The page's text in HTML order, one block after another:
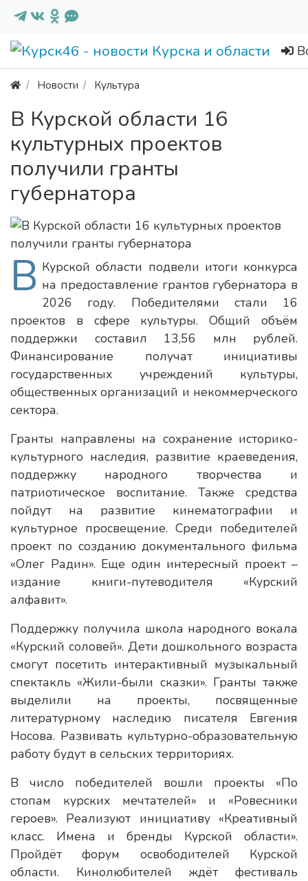
Новости Культура
В Курской области 16
культурных проектов
получили гранты
губернатора
В Курской области подвели итоги конкурса
на предоставление грантов губернатора в
2026 году. Победителями стали 16
проектов в сфере культуры. Общий объём
поддержки составил 13,56 млн рублей.
Финансирование получат инициативы
государственных учреждений культуры,
общественных организаций и некоммерческого
сектора.
Гранты направлены на сохранение историко-
культурного наследия, развитие краеведения,
поддержку народного творчества и
патриотическое воспитание. Также средства
пойдут на развитие кинематографии и
культурное просвещение. Среди победителей
проект по созданию документального фильма
«Олег Радин». Еще один интересный проект –
издание книги-путеводителя «Курский
алфавит».
Поддержку получила школа народного вокала
«Курский соловей». Дети дошкольного возраста
смогут посетить интерактивный музыкальный
спектакль «Жили-были сказки». Гранты также
выделили на проекты, посвященные
литературному наследию писателя Евгения
Носова. Развивать культурно-образовательную
работу будут в сельских территориях.
В число победителей вошли проекты «По
стопам курских мечтателей» и «Ровесники
героев». Реализуют инициативу «Креативный
класс. Имена и бренды Курской области».
Пройдёт форум освободителей Курской
области. Кинолюбителей ждёт фестиваль